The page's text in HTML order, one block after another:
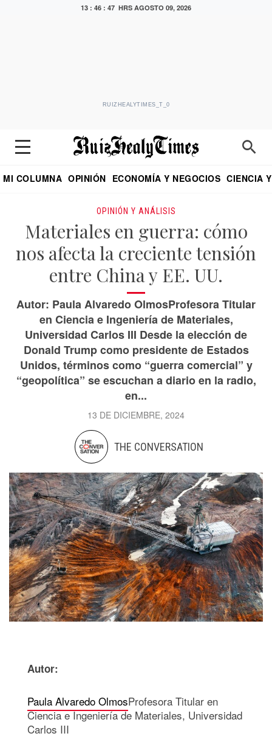
13 : 46 : 48 HRS AGOSTO 09, 2026
RUIZHEALYTIMES_T_0
MI COLUMNA OPINIÓN ECONOMÍA Y NEGOCIOS CIENCIA
OPINIÓN Y ANÁLISIS
Materiales en guerra: cómo
nos afecta la creciente tensión
entre China y EE. UU.
Autor: Paula Alvaredo OlmosProfesora Titular
en Ciencia e Ingeniería de Materiales,
Universidad Carlos III Desde la elección de
Donald Trump como presidente de Estados
Unidos, términos como “guerra comercial” y
“geopolítica” se escuchan a diario en la radio,
en...
13 DE DICIEMBRE, 2024
THE CONVERSATION
Autor:
Paula Alvaredo OlmosProfesora Titular en
Ciencia e Ingeniería de Materiales, Universidad
Carlos III